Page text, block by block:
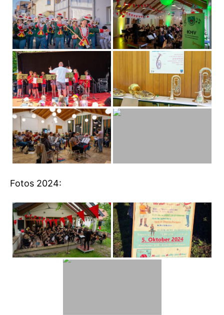
Fotos 2024: